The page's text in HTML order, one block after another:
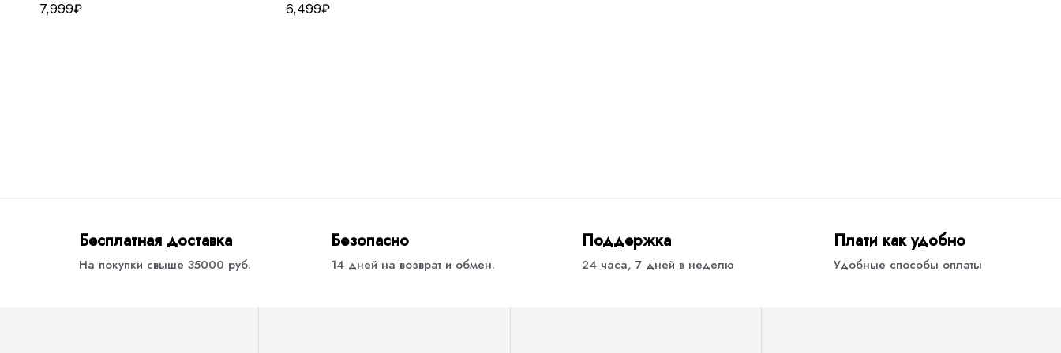
7,999₽ 6,499₽
Бесплатная доставка
На покупки свыше 35000 руб.
Безопасно
14 дней на возврат и обмен.
Поддержка
24 часа, 7 дней в неделю
Плати как удобно
Удобные способы оплаты